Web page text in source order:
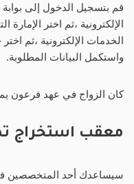
قم بتسجيل الدخول إلى بوابة
الإلكترونية ،ثم اختر
الخدمات الإلكترونية ،ثم
واستكمل البيانات المطلوبة.
كان الزواج في عهد فرعون
معقب استخراج
سيساعدك أحد المتخصصين